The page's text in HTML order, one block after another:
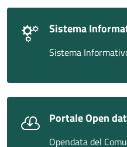
Sistema
Sistema
Portale Open
Opendata del